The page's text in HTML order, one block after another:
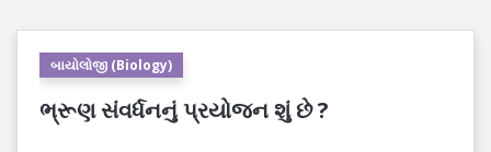
બાયોલોજી (Biology)
ભ્રૂણ સંવર્ધનનું પ્રયોજન શું છે ?